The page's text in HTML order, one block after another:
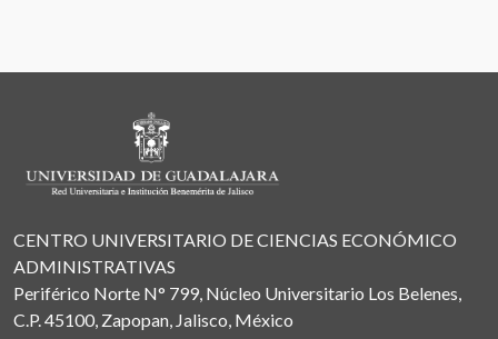
CENTRO UNIVERSITARIO DE CIENCIAS ECONÓMICO
ADMINISTRATIVAS
Periférico Norte N° 799, Núcleo Universitario Los Belenes,
C.P. 45100, Zapopan, Jalisco, México